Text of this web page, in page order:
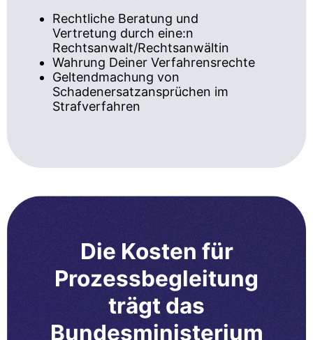
Rechtliche Beratung und
Vertretung durch eine:n
Rechtsanwalt/Rechtsanwältin
Wahrung Deiner Verfahrensrechte
Geltendmachung von
Schadenersatzansprüchen im
Strafverfahren
Die Kosten für
Prozessbegleitung
trägt das
Bundesministerium